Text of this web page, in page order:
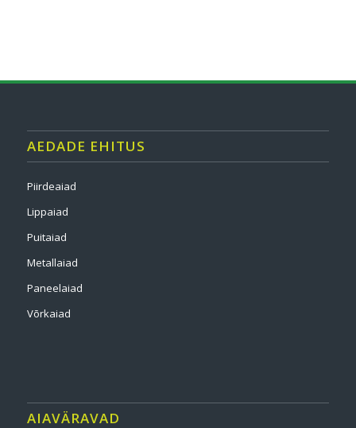
AEDADE EHITUS
Piirdeaiad
Lippaiad
Puitaiad
Metallaiad
Paneelaiad
Võrkaiad
AIAVÄRAVAD